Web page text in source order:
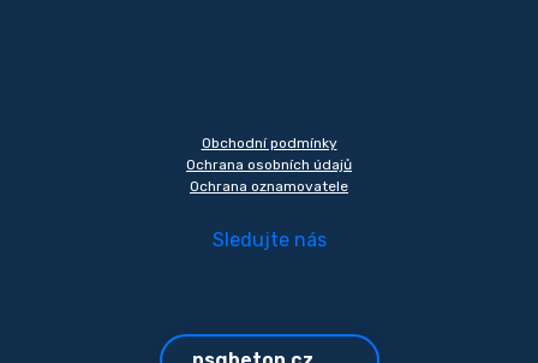
Obchodní podmínky
Ochrana osobních údajů
Ochrana oznamovatele
Sledujte nás